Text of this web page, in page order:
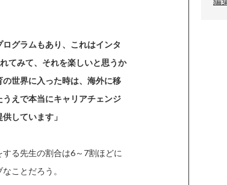
グラムもあり、これはインタ
てみて、それを楽しいと思うか
世界に入った時は、海外に移
えで本当にキャリアチェンジ
しています」
る先生の割合は6～7割ほどに
ことだろう。